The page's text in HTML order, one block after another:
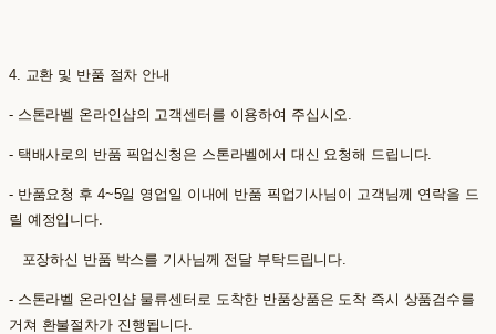
4. 교환 및 반품 절차 안내
- 스톤라벨 온라인샵의 고객센터를 이용하여 주십시오.
- 택배사로의 반품 픽업신청은 스톤라벨에서 대신 요청해 드립니다.
- 반품요청 후 4~5일 영업일 이내에 반품 픽업기사님이 고객님께 연락을 드
릴 예정입니다.
포장하신 반품 박스를 기사님께 전달 부탁드립니다.
- 스톤라벨 온라인샵 물류센터로 도착한 반품상품은 도착 즉시 상품검수를
거쳐 환불절차가 진행됩니다.